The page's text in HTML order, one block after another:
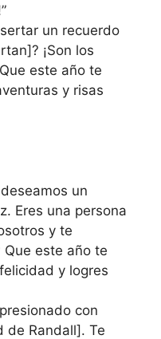
un recuerdo
¡Son los
este año te
y risas
un
Eres una persona
y te
este año te
y logres
con
de Randall]. Te